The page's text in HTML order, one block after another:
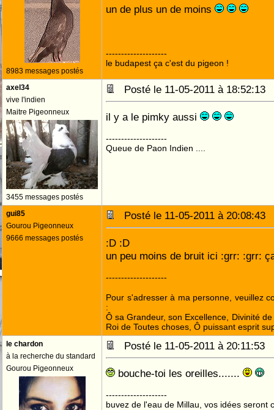
8983 messages postés
un de plus un de moins
--------------------
le budapest ça c'est du pigeon !
axel34
vive l'indien
Maitre Pigeonneux
3455 messages postés
Posté le 11-05-2011 à 18:52:13
il y a le pimky aussi
--------------------
Queue de Paon Indien ....
gui85
Gourou Pigeonneux
9666 messages postés
Posté le 11-05-2011 à 20:08:43
:D :D
un peu moins de bruit ici :grr: :grr:
--------------------
Pour s'adresser à ma personne, veuillez
:
Ô sa Grandeur, son Excellence, Divinité
Roi de Toutes choses, Ô puissant esprit
le chardon
à la recherche du standard
Gourou Pigeonneux
Posté le 11-05-2011 à 20:11:53
bouche-toi les oreilles.......
--------------------
buvez de l'eau de Millau, vos idées seront